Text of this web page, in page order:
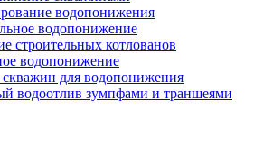
водопонижения
водопонижение
строительных котлованов
водопонижение
скважин для водопонижения
водоотлив зумпфами и траншеями